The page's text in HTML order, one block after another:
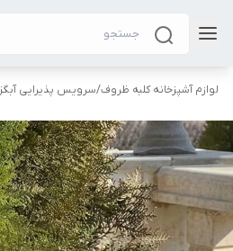
لوازم آشپزخانه کلبه ظروف/سرویس پذیرایی آبگز